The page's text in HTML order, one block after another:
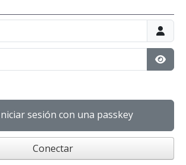
sesión con una passkey
Conectar